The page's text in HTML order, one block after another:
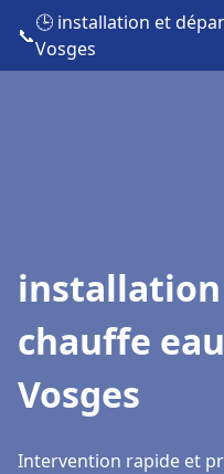
📞
🕒 installation et
Vosges
chauffe
Vosges
Intervention rapide et